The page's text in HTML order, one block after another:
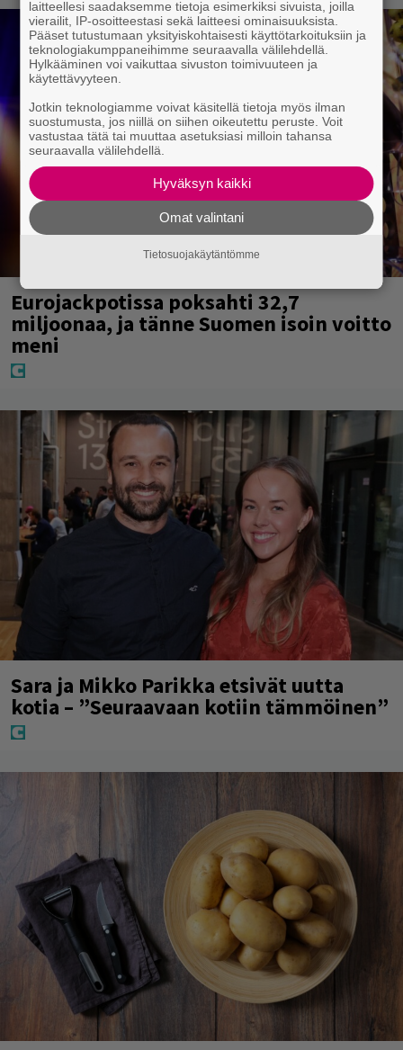
Eurojackpotissa poksahti 32,7
miljoonaa, ja tänne Suomen isoin voitto
meni
Sara ja Mikko Parikka etsivät uutta
kotia – ”Seuraavaan kotiin tämmöinen”
laitteellesi saadaksemme tietoja esimerkiksi sivuista, joilla
vierailit, IP-osoitteestasi sekä laitteesi ominaisuuksista.
Pääset tutustumaan yksityiskohtaisesti käyttötarkoituksiin ja
teknologiakumppaneihimme seuraavalla välilehdellä.
Hylkääminen voi vaikuttaa sivuston toimivuuteen ja
käytettävyyteen.
Jotkin teknologiamme voivat käsitellä tietoja myös ilman
suostumusta, jos niillä on siihen oikeutettu peruste. Voit
vastustaa tätä tai muuttaa asetuksiasi milloin tahansa
seuraavalla välilehdellä.
Hyväksyn kaikki
Omat valintani
Tietosuojakäytäntömme